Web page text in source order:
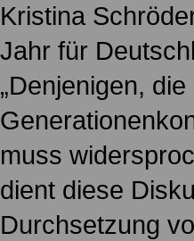
Kristina
Jahr für
„Denjenigen,
muss
dient diese
Durchsetzung